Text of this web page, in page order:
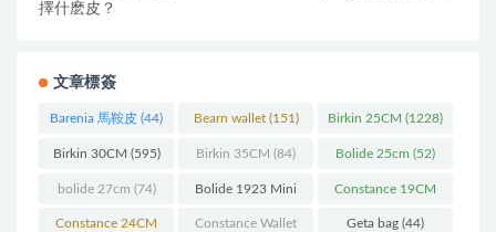
擇什麽皮？
文章標簽
Barenia 馬鞍皮 (44) Bearn wallet(151) Birkin 25CM (1228)
Birkin 30CM (595) Birkin 35CM (84) Bolide 25cm (52)
bolide 27cm (74) Bolide 1923 Mini
(93)
Constance 19CM
(571)
Constance 24CM Constance Wallet Geta bag (44)